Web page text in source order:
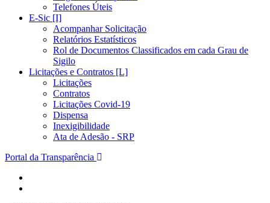
Telefones Úteis
E-Sic [I]
Acompanhar Solicitação
Relatórios Estatísticos
Rol de Documentos Classificados em cada Grau de
Sigilo
Licitações e Contratos [L]
Licitações
Contratos
Licitações Covid-19
Dispensa
Inexigibilidade
Ata de Adesão - SRP
Portal da Transparência